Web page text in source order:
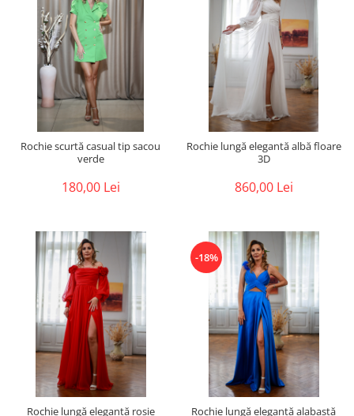
Rochie scurtă casual tip sacou
verde
180,00 Lei
Rochie lungă elegantă albă floare
3D
860,00 Lei
Rochie lungă elegantă roșie
-18%
Rochie lungă elegantă alabastă